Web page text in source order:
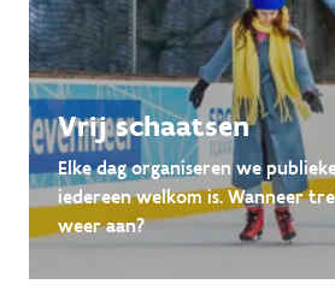
Vrij schaatsen
Elke dag organiseren we
iedereen welkom is. Wanneer
weer aan?